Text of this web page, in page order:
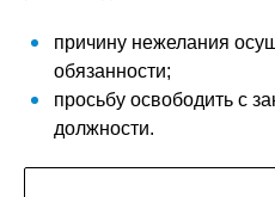
причину нежелания
обязанности;
просьбу освободить с
должности.